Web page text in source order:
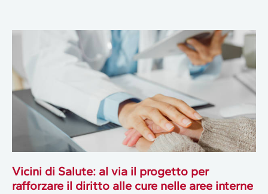
Vicini di Salute: al via il progetto per
rafforzare il diritto alle cure nelle aree interne